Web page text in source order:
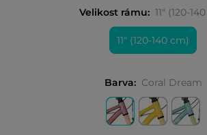
Velikost rámu: 11" (120-
11" (120-140 cm)
Barva: Coral Dream